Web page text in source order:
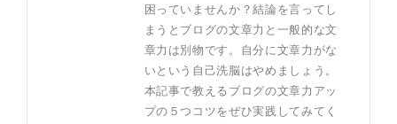
困っていませんか？結論を言ってし
まうとブログの文章力と一般的な文
章力は別物です。自分に文章力がな
いという自己洗脳はやめましょう。
本記事で教えるブログの文章力アッ
プの５つコツをぜひ実践してみてく